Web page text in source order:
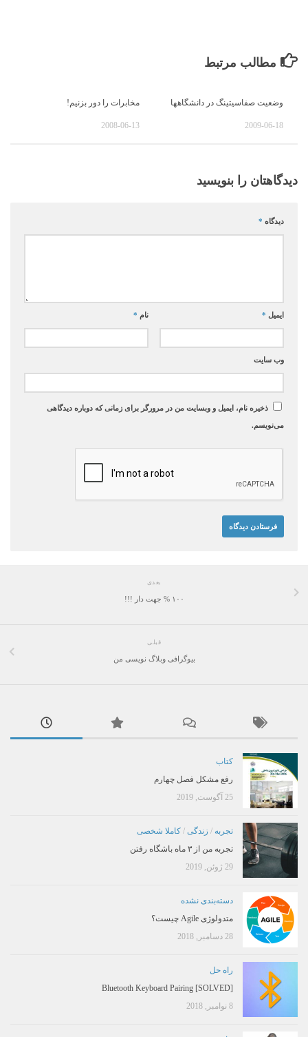
مطالب مرتبط
وضعیت صفاسیتینگ در دانشگاهها
2009-06-18
مخابرات را دور بزنیم!
2008-06-13
دیدگاهتان را بنویسید
دیدگاه *
نام * ایمیل *
وب‌ سایت
ذخیره نام، ایمیل و وبسایت من در مرورگر برای زمانی که دوباره دیدگاهی
می‌نویسم.
بعدی
۱۰۰ % جهت دار !!!
قبلی
بیوگرافی وبلاگ نویسی من
کتاب
رفع مشکل فصل چهارم
25 آگوست, 2019
تجربه / زندگی / کاملا شخصی
تجربه من از ۳ ماه باشگاه رفتن
29 ژوئن, 2019
دسته‌بندی نشده
متدولوژی Agile چیست؟
28 دسامبر, 2018
راه حل
[SOLVED] Bluetooth Keyboard Pairing
8 نوامبر, 2018